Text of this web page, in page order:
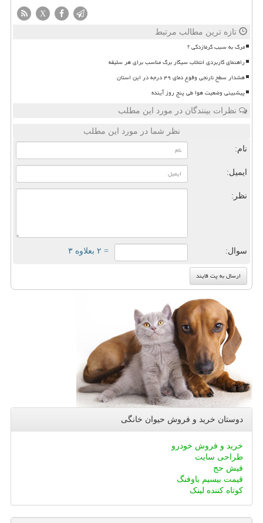
X
تازه ترین مطالب مرتبط
مرگ به سبب گرمازدگی ؟
راهنمای کاربردی انتخاب سیگار برگ مناسب برای هر سلیقه
هشدار سطح نارنجی وقوع دمای ۴۹ درجه در این استان
پیشبینی وضعیت هوا طی پنج روز آینده
نظرات بینندگان در مورد این مطلب
نظر شما در مورد این مطلب
نام:
ایمیل:
نظر:
سوال: = ۲ بعلاوه ۳
دوستان خرید و فروش حیوان خانگی
خرید و فروش خودرو
طراحی سایت
فیش حج
قیمت بیسیم باوفنگ
کوتاه کننده لینک